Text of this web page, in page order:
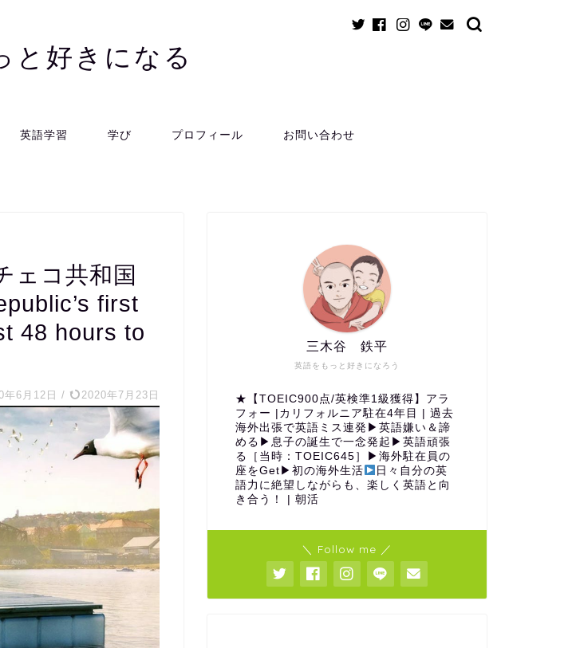
と好きになる
英語学習 学び プロフィール お問い合わせ
ェコ共和国
first
48 hours to
年6月12日 / 2020年7月23日
英語をもっと好きになろう
三木谷 鉄平
★【TOEIC900点/英検準1級獲得】アラ
フォー |カリフォルニア駐在4年目 | 過去
海外出張で英語ミス連発▶︎英語嫌い＆諦
める▶︎息子の誕生で一念発起▶︎英語頑張
る［当時：TOEIC645］▶︎海外駐在員の
座をGet▶︎初の海外生活
日々自分の英
語力に絶望しながらも、楽しく英語と向
き合う！ | 朝活
＼ Follow me ／